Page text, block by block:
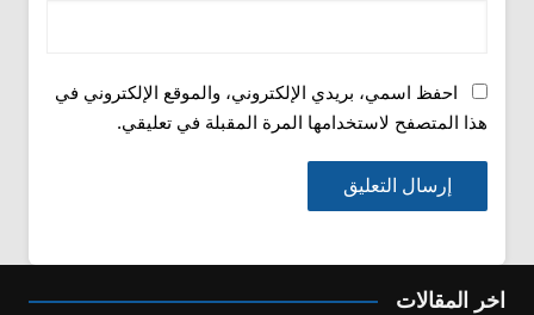
احفظ اسمي، بريدي الإلكتروني، والموقع الإلكتروني في
هذا المتصفح لاستخدامها المرة المقبلة في تعليقي.
اخر المقالات